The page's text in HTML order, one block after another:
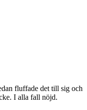
fluffade det till sig och
I alla fall nöjd.